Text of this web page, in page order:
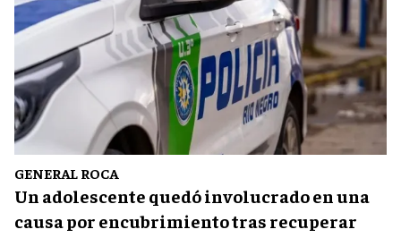
GENERAL ROCA
Un adolescente quedó involucrado en una
causa por encubrimiento tras recuperar